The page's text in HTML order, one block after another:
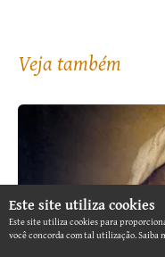
Veja também
Este site utiliza cookies
Este site utiliza cookies para
você concorda com tal utilização. Saiba